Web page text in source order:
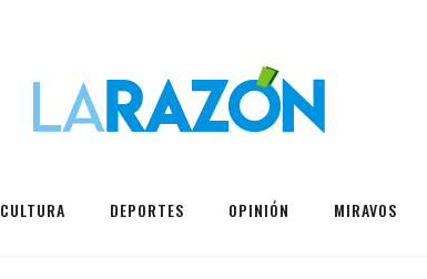
CULTURA DEPORTES OPINIÓN MIRAVOS